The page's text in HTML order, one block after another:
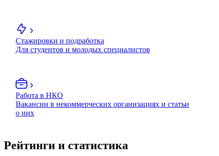
Стажировки и подработка
Для студентов и молодых специалистов
Работа в НКО
Вакансии в некоммерческих организациях и статьи
о них
Рейтинги и статистика